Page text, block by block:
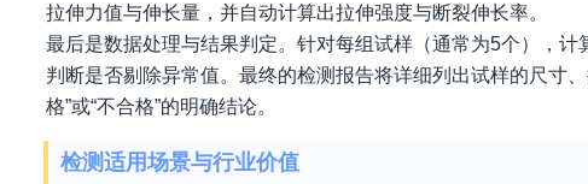
拉伸力值与伸长量，并自动计算出拉伸强度与断裂伸长率。
最后是数据处理与结果判定。针对每组试样（通常为5个），
判断是否剔除异常值。最终的检测报告将详细列出试样的尺寸
格”或“不合格”的明确结论。
检测适用场景与行业价值